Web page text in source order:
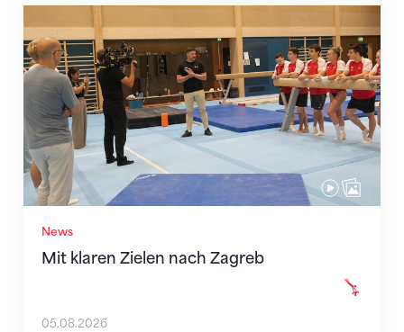
News
Mit klaren Zielen nach Zagreb
Mit klaren Zielen nach Zagreb
05.08.2026